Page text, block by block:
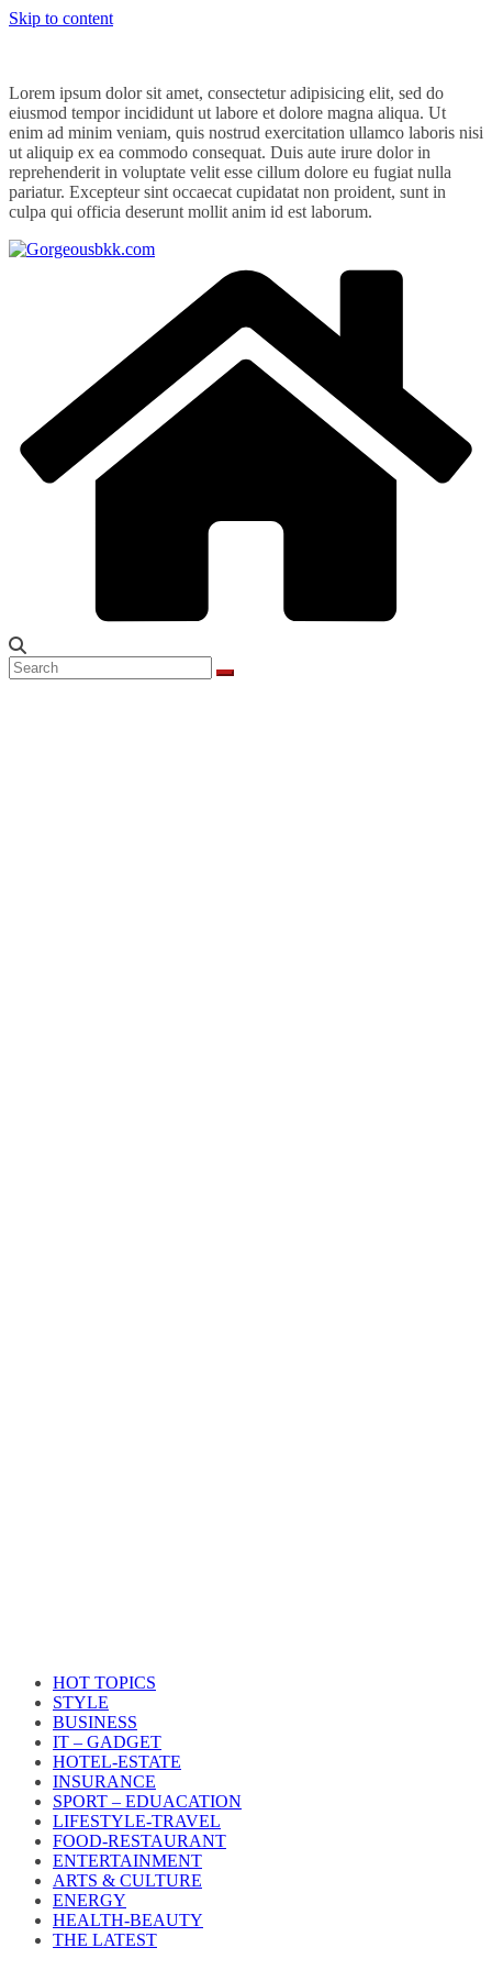
Skip to content
Lorem ipsum dolor sit amet, consectetur adipisicing elit, sed do
eiusmod tempor incididunt ut labore et dolore magna aliqua. Ut
enim ad minim veniam, quis nostrud exercitation ullamco laboris nisi
ut aliquip ex ea commodo consequat. Duis aute irure dolor in
reprehenderit in voluptate velit esse cillum dolore eu fugiat nulla
pariatur. Excepteur sint occaecat cupidatat non proident, sunt in
culpa qui officia deserunt mollit anim id est laborum.
HOT TOPICS
STYLE
BUSINESS
IT – GADGET
HOTEL-ESTATE
INSURANCE
SPORT – EDUACATION
LIFESTYLE​-TRAVEL​
FOOD-RESTAURANT
ENTERTAINMENT
ARTS & CULTURE
ENERGY
HEALTH​-BEAUTY
THE LATEST